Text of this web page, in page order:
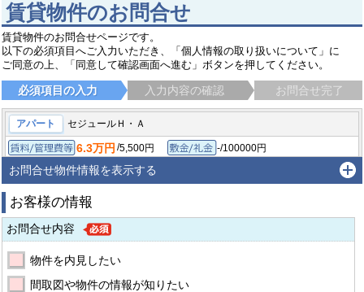
賃貸物件のお問合せ
賃貸物件のお問合せページです。
以下の必須項目へご入力いただき、「個人情報の取り扱いについて」に
ご同意の上、「同意して確認画面へ進む」ボタンを押してください。
必須項目の入力 入力内容の確認 お問合せ完了
アパート セジュールＨ・Ａ
賃料/管理費等
6.3万円 /5,500円 敷金/礼金
-/100000円
保証金/敷引/償却金
-/-/-
築年月
2006年3月
野洲市市三宅 東海道・山陽本線 野洲駅
お問合せ物件情報を表示する
お客様の情報
お問合せ内容
物件を内見したい
間取図や物件の情報が知りたい